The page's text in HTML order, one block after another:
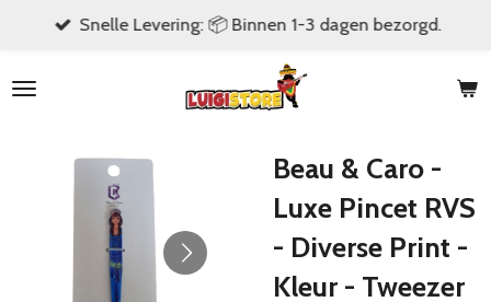
naar
Snelle Levering: 📦 Binnen 1-3 dagen bezorgd.
Beau & Caro -
Luxe Pincet RVS
- Diverse Print -
Kleur - Tweezer